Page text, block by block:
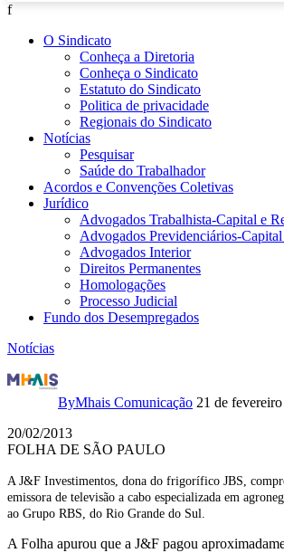
f
O Sindicato
Conheça a Diretoria
Conheça o Sindicato
Estatuto do Sindicato
Politica de privacidade
Regionais do Sindicato
Notícias
Pesquisar
Saúde do Trabalhador
Acordos e Convenções Coletivas
Jurídico
Advogados Trabalhista-Capital e
Advogados Previdenciários-
Advogados Interior
Direitos Permanentes
Homologações
Processo Judicial
Fundo dos Desempregados
Notícias
Dona
frigorífico
JBS
compra
Canal
ByMhais Comunicação 21 de
20/02/2013
FOLHA DE SÃO PAULO
A J&F Investimentos, dona do frigorífico JBS,
emissora de televisão a cabo especializada em
ao Grupo RBS, do Rio Grande do Sul.
A Folha apurou que a J&F pagou